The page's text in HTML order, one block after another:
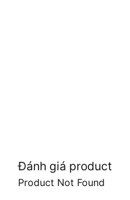
Đánh giá product
Product Not Found